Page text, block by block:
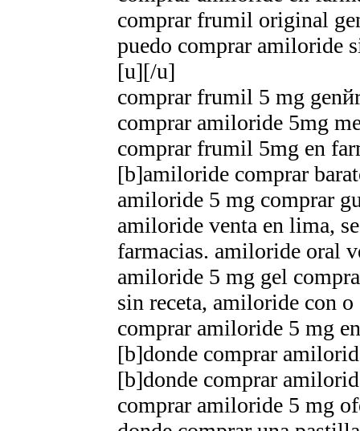
comprar frumil original
puedo comprar amiloride
[u][/u]
comprar frumil 5 mg
comprar amiloride 5mg
comprar frumil 5mg en
[b]amiloride comprar
amiloride 5 mg comprar
amiloride venta en lima,
farmacias. amiloride oral
amiloride 5 mg gel
sin receta, amiloride con
comprar amiloride 5 mg
[b]donde comprar
[b]donde comprar
comprar amiloride 5 mg